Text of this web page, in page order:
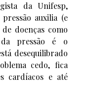
da Unifesp,
auxilia (e
doenças como
da pressão é o
desequilibrado
cedo, fica
cardíacos e até